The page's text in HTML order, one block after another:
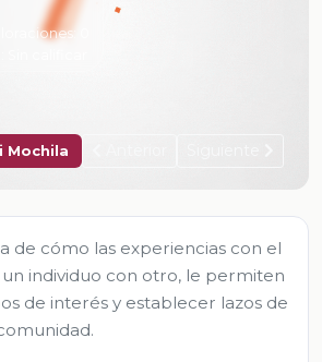
Mochila
de cómo las experiencias con el
individuo con otro, le permiten
de interés y establecer lazos de